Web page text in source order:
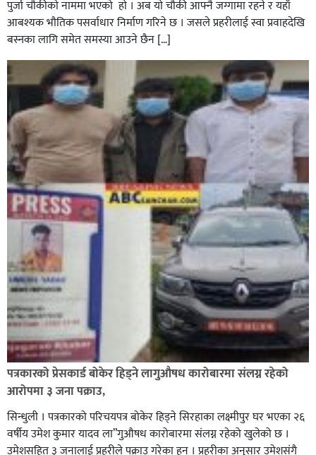
घोराहीको समृद्धिका लागि वडा–वडामा विशेष अभियान सञ्चालन
हुने,
पुर्जा चाैकीकाे नाममा भएको हाे । अब याे चाैकी आफ्नै जग्गामा रहने र यहाँ
आबश्यक भाैतिक पसर्वाधार निर्माण गरिने छ । जसले प्रहरीलाई स्वा प्रवाहदेखि
बस्नका लागि समेत समस्या आउने छैन […]
पत्रकारको प्रेसकार्ड बोकेर हिड्ने लागुऔषध कारोबारमा संलग्न रहेको
आरोपमा ३ जना पक्राउ,
सिन्धुली । पत्रकारको परिचयपत्र बोकेर हिड्ने सिरहाका लक्ष्मीपुर घर भएका २६
वर्षीय उमेश कुमार यादव ला”गुऔषध कारोबारमा संलग्न रहेको खुलेको छ ।